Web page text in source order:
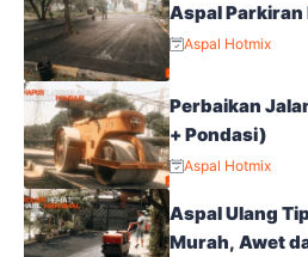
Aspal Parkiran
Aspal Hotmix
Perbaikan
+ Pondasi)
Aspal Hotmix
Aspal Ulang
Murah, Awet